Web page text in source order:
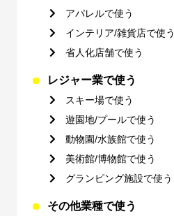
アパレルで使う
インテリア/雑貨店で使う
省人化店舗で使う
レジャー業で使う
スキー場で使う
遊園地/プールで使う
動物園/水族館で使う
美術館/博物館で使う
グランピング施設で使う
その他業種で使う